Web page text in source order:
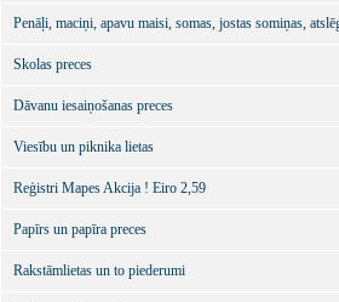
Penāļi, maciņi, apavu maisi, somas, jostas somiņas,
Skolas preces
Dāvanu iesaiņošanas preces
Viesību un piknika lietas
Reģistri Mapes Akcija ! Eiro 2,59
Papīrs un papīra preces
Rakstāmlietas un to piederumi